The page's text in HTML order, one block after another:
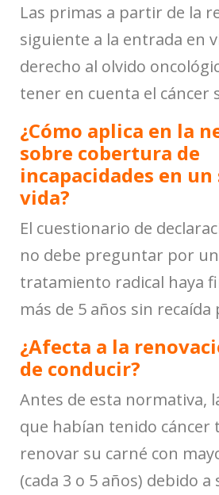
Las primas a partir de la
siguiente a la entrada en
derecho al olvido
tener en cuenta el cáncer
¿Cómo aplica en la
sobre cobertura de
incapacidades en un
vida?
El cuestionario de
no debe preguntar por
tratamiento radical haya
más de 5 años sin
¿Afecta a la
de conducir?
Antes de esta normativa,
que habían tenido cáncer
renovar su carné con
(cada 3 o 5 años) debido